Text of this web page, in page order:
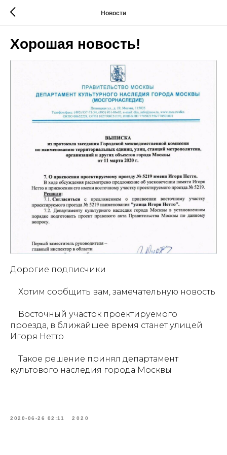
Новости
Хорошая новость!
Дорогие подписчики
⠀ Хотим сообщить вам, замечательную новость
⠀ Восточный участок проектируемого
проезда, в ближайшее время станет улицей
Игоря Нетто
⠀ Такое решение принял департамент
культового наследия города Москвы
2020-06-26 02:11 2020